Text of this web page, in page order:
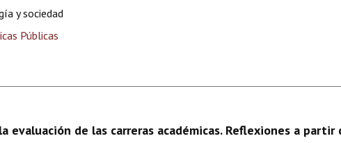
y sociedad
Públicas
evaluación de las carreras académicas. Reflexiones a partir